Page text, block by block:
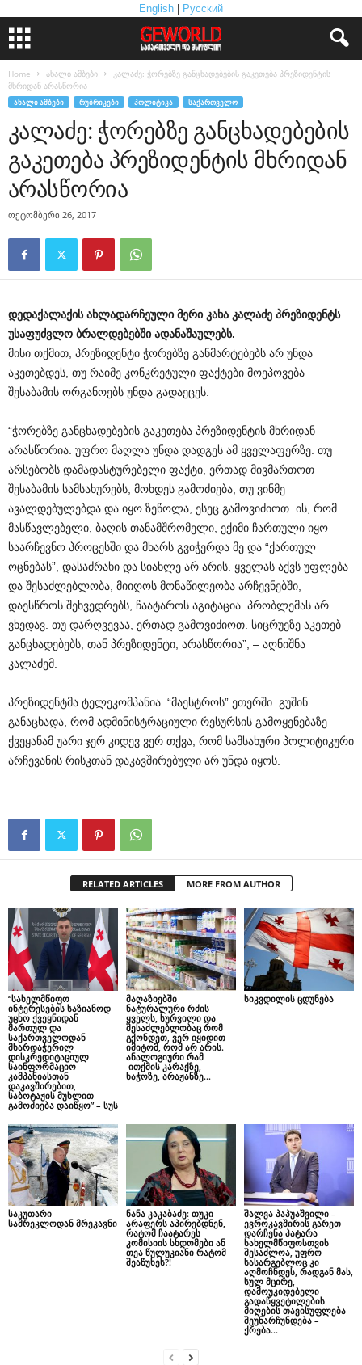
English Русский
Home ახალი ამბები
კალაძე: ჭორებზე განცხადებების გაკეთება პრეზიდენტის
მხრიდან არასწორია
ᲐᲮᲐᲚᲘ ᲐᲛᲑᲔᲑᲘ ᲠᲣᲑᲠᲘᲙᲔᲑᲘ ᲞᲝᲚᲘᲢᲘᲙᲐ ᲡᲐᲥᲐᲠᲗᲕᲔᲚᲝ
კალაძე: ჭორებზე განცხადებების
გაკეთება პრეზიდენტის მხრიდან
არასწორია
ოქტომბერი 26, 2017
დედაქალაქის ახლადარჩეული მერი კახა კალაძე პრეზიდენტს
უსაფუძვლო ბრალდებებში ადანაშაულებს.
მისი თქმით, პრეზიდენტი ჭორებზე განმარტებებს არ უნდა
აკეთებდეს, თუ რაიმე კონკრეტული ფაქტები მოეპოვება
შესაბამის ორგანოებს უნდა გადაეცეს.
“ჭორებზე განცხადებების გაკეთება პრეზიდენტის მხრიდან
არასწორია. უფრო მაღლა უნდა დადგეს ამ ყველაფერზე. თუ
არსებობს დამადასტურებელი ფაქტი, ერთად მივმართოთ
შესაბამის სამსახურებს, მოხდეს გამოძიება, თუ ვინმე
ავალდებულებდა და იყო ზეწოლა, ესეც გამოვიძიოთ. ის, რომ
მასწავლებელი, ბაღის თანამშრომელი, ექიმი ჩართული იყო
საარჩევნო პროცესში და მხარს გვიჭერდა მე და “ქართულ
ოცნებას”, დასაძრახი და სიახლე არ არის. ყველას აქვს უფლება
და შესაძლებლობა, მიიღოს მონაწილეობა არჩევნებში,
დაესწროს შეხვედრებს, ჩაატაროს აგიტაცია. პრობლემას არ
ვხედავ. თუ დარღვევაა, ერთად გამოვიძიოთ. სიცრუეზე აკეთებ
განცხადებებს, თან პრეზიდენტი, არასწორია”, – აღნიშნა
კალაძემ.
პრეზიდენტმა ტელეკომპანია “მაესტროს” ეთერში გუშინ
განაცხადა, რომ ადმინისტრაციული რესურსის გამოყენებაზე
ქვეყანამ უარი ჯერ კიდევ ვერ თქვა, რომ სამსახური პოლიტიკური
არჩევანის რისკთან დაკავშირებული არ უნდა იყოს.
RELATED ARTICLES MORE FROM AUTHOR
“სახელმწიფო
ინტერესების საზიანოდ
უცხო ქვეყნიდან
მართულ და
საქართველოდან
მხარდაჭერილ
დისკრედიტაციულ
საინფორმაციო
კამპანიასთან
დაკავშირებით,
საბოტაჟის მუხლით
გამოძიება დაიწყო” – სუს
მაღაზიებში
ნატურალური რძის
ყველს, სურვილი და
შესაძლებლობაც რომ
გქონდეთ, ვერ იყიდით
იმიტომ, რომ არ არის.
ანალოგიური რამ
ითქმის კარაქზე,
ხაჭოზე, არაჟანზე…
სიკვდილის ცდუნება
საკუთარი
სამრეკლოდან მრეკავნი
ნანა კაკაბაძე: თუკი
არაფერს აპირებდნენ,
რატომ ჩაატარეს
კომისიის სხდომები ან
თეა წულუკიანი რატომ
შეაწუხეს?!
შალვა პაპუაშვილი –
ევროკავშირის გარეთ
დარჩენა პატარა
სახელმწიფოსთვის
შესაძლოა, უფრო
სასარგებლოც კი
აღმოჩნდეს, რადგან მას,
სულ მცირე,
დამოუკიდებელი
გადაწყვეტილების
მიღების თავისუფლება
შეუნარჩუნდება –
ქრება...